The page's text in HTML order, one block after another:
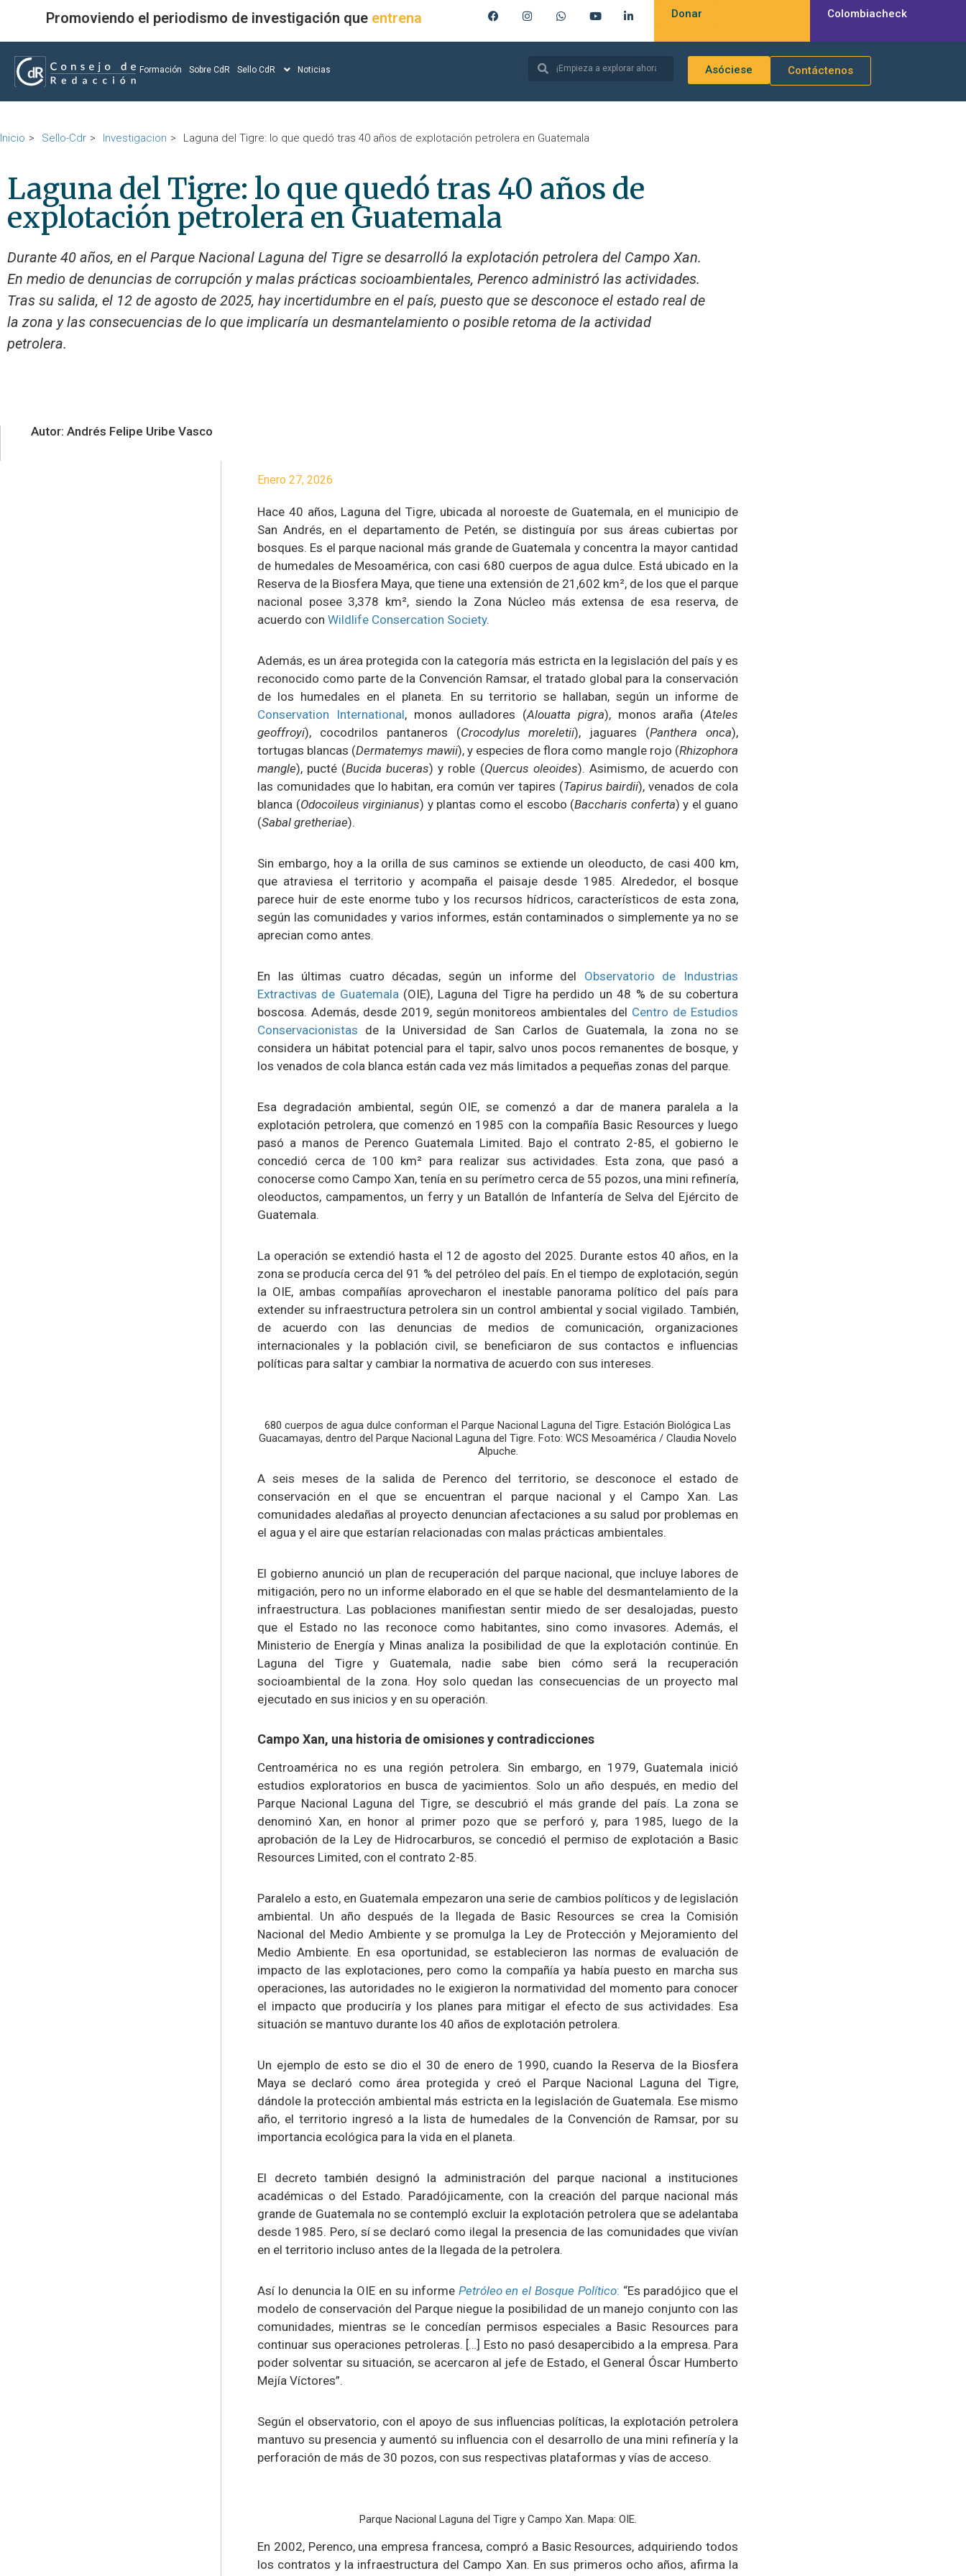
Promoviendo el periodismo de investigación que produce Donar Colombiacheck
Formación Sobre CdR Sello CdR Noticias Asóciese Contáctenos
Inicio Sello-Cdr Investigacion Laguna del Tigre: lo que quedó tras 40 años de explotación petrolera en Guatemala
Laguna del Tigre: lo que quedó tras 40 años de
explotación petrolera en Guatemala
Durante 40 años, en el Parque Nacional Laguna del Tigre se desarrolló la explotación petrolera del Campo Xan.
En medio de denuncias de corrupción y malas prácticas socioambientales, Perenco administró las actividades.
Tras su salida, el 12 de agosto de 2025, hay incertidumbre en el país, puesto que se desconoce el estado real de
la zona y las consecuencias de lo que implicaría un desmantelamiento o posible retoma de la actividad
petrolera.
Autor: Andrés Felipe Uribe Vasco
Enero 27, 2026
Hace 40 años, Laguna del Tigre, ubicada al noroeste de Guatemala, en el municipio de
San Andrés, en el departamento de Petén, se distinguía por sus áreas cubiertas por
bosques. Es el parque nacional más grande de Guatemala y concentra la mayor cantidad
de humedales de Mesoamérica, con casi 680 cuerpos de agua dulce. Está ubicado en la
Reserva de la Biosfera Maya, que tiene una extensión de 21,602 km², de los que el parque
nacional posee 3,378 km², siendo la Zona Núcleo más extensa de esa reserva, de
acuerdo con Wildlife Consercation Society.
Además, es un área protegida con la categoría más estricta en la legislación del país y es
reconocido como parte de la Convención Ramsar, el tratado global para la conservación
de los humedales en el planeta. En su territorio se hallaban, según un informe de
Conservation International, monos aulladores (Alouatta pigra), monos araña (Ateles
geoffroyi), cocodrilos pantaneros (Crocodylus moreletii), jaguares (Panthera onca),
tortugas blancas (Dermatemys mawii), y especies de flora como mangle rojo (Rhizophora
mangle), pucté (Bucida buceras) y roble (Quercus oleoides). Asimismo, de acuerdo con
las comunidades que lo habitan, era común ver tapires (Tapirus bairdii), venados de cola
blanca (Odocoileus virginianus) y plantas como el escobo (Baccharis conferta) y el guano
(Sabal gretheriae).
Sin embargo, hoy a la orilla de sus caminos se extiende un oleoducto, de casi 400 km,
que atraviesa el territorio y acompaña el paisaje desde 1985. Alrededor, el bosque
parece huir de este enorme tubo y los recursos hídricos, característicos de esta zona,
según las comunidades y varios informes, están contaminados o simplemente ya no se
aprecian como antes.
En las últimas cuatro décadas, según un informe del Observatorio de Industrias
Extractivas de Guatemala(OIE), Laguna del Tigre ha perdido un 48 % de su cobertura
boscosa. Además, desde 2019, según monitoreos ambientales del Centro de Estudios
Conservacionistas de la Universidad de San Carlos de Guatemala, la zona no se
considera un hábitat potencial para el tapir, salvo unos pocos remanentes de bosque, y
los venados de cola blanca están cada vez más limitados a pequeñas zonas del parque.
Esa degradación ambiental, según OIE, se comenzó a dar de manera paralela a la
explotación petrolera, que comenzó en 1985 con la compañía Basic Resources y luego
pasó a manos de Perenco Guatemala Limited. Bajo el contrato 2-85, el gobierno le
concedió cerca de 100 km² para realizar sus actividades. Esta zona, que pasó a
conocerse como Campo Xan, tenía en su perímetro cerca de 55 pozos, una mini refinería,
oleoductos, campamentos, un ferry y un Batallón de Infantería de Selva del Ejército de
Guatemala.
La operación se extendió hasta el 12 de agosto del 2025. Durante estos 40 años, en la
zona se producía cerca del 91 % del petróleo del país. En el tiempo de explotación, según
la OIE, ambas compañías aprovecharon el inestable panorama político del país para
extender su infraestructura petrolera sin un control ambiental y social vigilado. También,
de acuerdo con las denuncias de medios de comunicación, organizaciones
internacionales y la población civil, se beneficiaron de sus contactos e influencias
políticas para saltar y cambiar la normativa de acuerdo con sus intereses.
680 cuerpos de agua dulce conforman el Parque Nacional Laguna del Tigre. Estación Biológica Las
Guacamayas, dentro del Parque Nacional Laguna del Tigre. Foto: WCS Mesoamérica / Claudia Novelo
Alpuche.
A seis meses de la salida de Perenco del territorio, se desconoce el estado de
conservación en el que se encuentran el parque nacional y el Campo Xan. Las
comunidades aledañas al proyecto denuncian afectaciones a su salud por problemas en
el agua y el aire que estarían relacionadas con malas prácticas ambientales.
El gobierno anunció un plan de recuperación del parque nacional, que incluye labores de
mitigación, pero no un informe elaborado en el que se hable del desmantelamiento de la
infraestructura. Las poblaciones manifiestan sentir miedo de ser desalojadas, puesto
que el Estado no las reconoce como habitantes, sino como invasores. Además, el
Ministerio de Energía y Minas analiza la posibilidad de que la explotación continúe. En
Laguna del Tigre y Guatemala, nadie sabe bien cómo será la recuperación
socioambiental de la zona. Hoy solo quedan las consecuencias de un proyecto mal
ejecutado en sus inicios y en su operación.
Campo Xan, una historia de omisiones y contradicciones
Centroamérica no es una región petrolera. Sin embargo, en 1979, Guatemala inició
estudios exploratorios en busca de yacimientos. Solo un año después, en medio del
Parque Nacional Laguna del Tigre, se descubrió el más grande del país. La zona se
denominó Xan, en honor al primer pozo que se perforó y, para 1985, luego de la
aprobación de la Ley de Hidrocarburos, se concedió el permiso de explotación a Basic
Resources Limited, con el contrato 2-85.
Paralelo a esto, en Guatemala empezaron una serie de cambios políticos y de legislación
ambiental. Un año después de la llegada de Basic Resources se crea la Comisión
Nacional del Medio Ambiente y se promulga la Ley de Protección y Mejoramiento del
Medio Ambiente. En esa oportunidad, se establecieron las normas de evaluación de
impacto de las explotaciones, pero como la compañía ya había puesto en marcha sus
operaciones, las autoridades no le exigieron la normatividad del momento para conocer
el impacto que produciría y los planes para mitigar el efecto de sus actividades. Esa
situación se mantuvo durante los 40 años de explotación petrolera.
Un ejemplo de esto se dio el 30 de enero de 1990, cuando la Reserva de la Biosfera
Maya se declaró como área protegida y creó el Parque Nacional Laguna del Tigre,
dándole la protección ambiental más estricta en la legislación de Guatemala. Ese mismo
año, el territorio ingresó a la lista de humedales de la Convención de Ramsar, por su
importancia ecológica para la vida en el planeta.
El decreto también designó la administración del parque nacional a instituciones
académicas o del Estado. Paradójicamente, con la creación del parque nacional más
grande de Guatemala no se contempló excluir la explotación petrolera que se adelantaba
desde 1985. Pero, sí se declaró como ilegal la presencia de las comunidades que vivían
en el territorio incluso antes de la llegada de la petrolera.
Así lo denuncia la OIE en su informe Petróleo en el Bosque Político: “Es paradójico que el
modelo de conservación del Parque niegue la posibilidad de un manejo conjunto con las
comunidades, mientras se le concedían permisos especiales a Basic Resources para
continuar sus operaciones petroleras. […] Esto no pasó desapercibido a la empresa. Para
poder solventar su situación, se acercaron al jefe de Estado, el General Óscar Humberto
Mejía Víctores”.
Según el observatorio, con el apoyo de sus influencias políticas, la explotación petrolera
mantuvo su presencia y aumentó su influencia con el desarrollo de una mini refinería y la
perforación de más de 30 pozos, con sus respectivas plataformas y vías de acceso.
Parque Nacional Laguna del Tigre y Campo Xan. Mapa: OIE.
En 2002, Perenco, una empresa francesa, compró a Basic Resources, adquiriendo todos
los contratos y la infraestructura del Campo Xan. En sus primeros ocho años, afirma la